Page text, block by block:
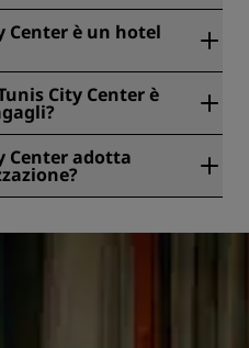
Center è un hotel
City Center è
Center adotta